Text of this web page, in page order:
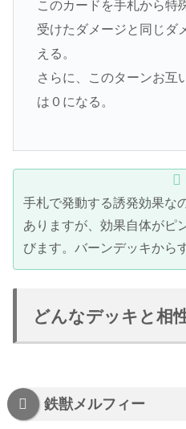
このカードを手札から特
受けたダメージと同じダ
える。
さらに、このターンお互
は０になる。
手札で発動する誘発効果な
ありますが、効果自体がピ
びます。バーンデッキから
どんなデッキと相
鉄獣メルフィー